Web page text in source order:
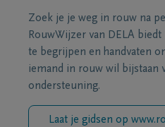
Zoek je je weg in rouw na
RouwWijzer van DELA
te begrijpen en handvaten
iemand in rouw wil bijstaan
ondersteuning.
Laat je gidsen op